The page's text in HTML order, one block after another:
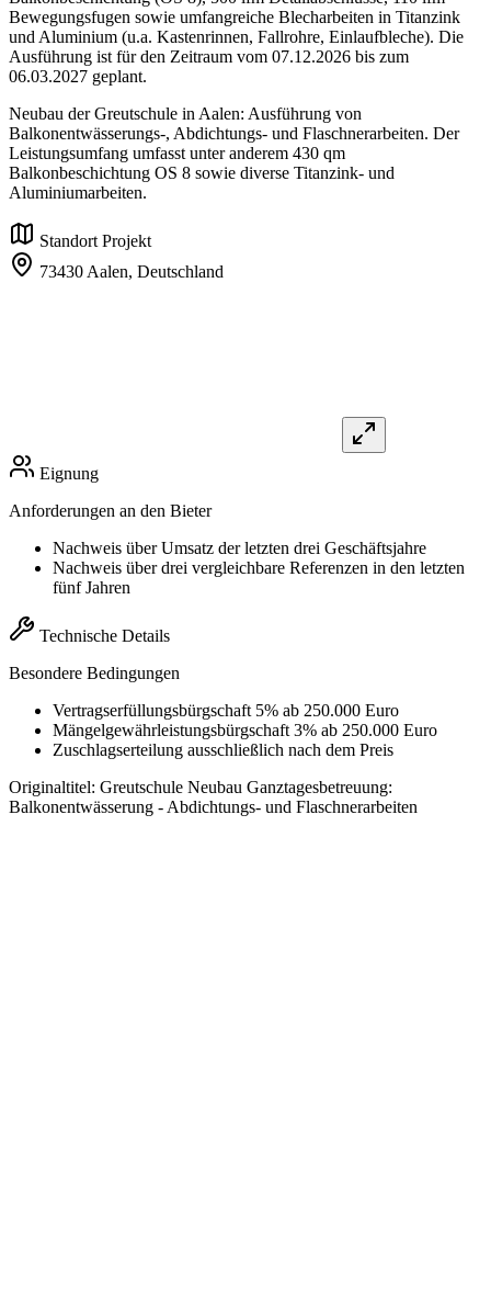
Bewegungsfugen sowie umfangreiche Blecharbeiten in Titanzink
und Aluminium (u.a. Kastenrinnen, Fallrohre, Einlaufbleche). Die
Ausführung ist für den Zeitraum vom 07.12.2026 bis zum
06.03.2027 geplant.
Neubau der Greutschule in Aalen: Ausführung von
Balkonentwässerungs-, Abdichtungs- und Flaschnerarbeiten. Der
Leistungsumfang umfasst unter anderem 430 qm
Balkonbeschichtung OS 8 sowie diverse Titanzink- und
Aluminiumarbeiten.
Standort Projekt
73430 Aalen, Deutschland
Eignung
Anforderungen an den Bieter
Nachweis über Umsatz der letzten drei Geschäftsjahre
Nachweis über drei vergleichbare Referenzen in den letzten
fünf Jahren
Technische Details
Besondere Bedingungen
Vertragserfüllungsbürgschaft 5% ab 250.000 Euro
Mängelgewährleistungsbürgschaft 3% ab 250.000 Euro
Zuschlagserteilung ausschließlich nach dem Preis
Originaltitel: Greutschule Neubau Ganztagesbetreuung:
Balkonentwässerung - Abdichtungs- und Flaschnerarbeiten